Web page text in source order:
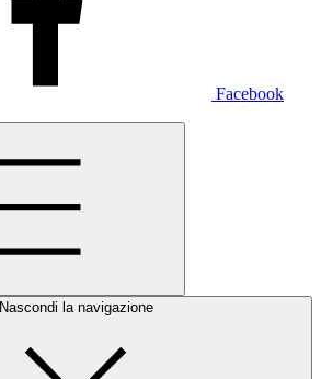
Facebook
Nascondi la navigazione